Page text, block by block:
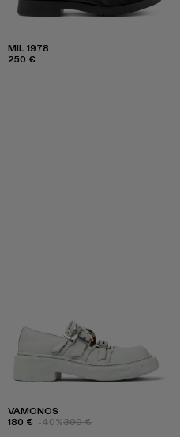
MIL 1978
250 €
VAMONOS
180 € -40%300 €